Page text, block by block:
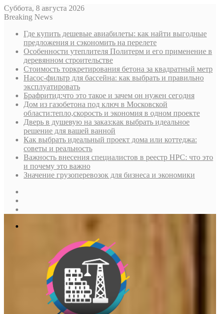
Суббота, 8 августа 2026
Breaking News
Где купить дешевые авиабилеты: как найти выгодные
предложения и сэкономить на перелете
Особенности утеплителя Политерм и его применение в
деревянном строительстве
Стоимость торкретирования бетона за квадратный метр
Насос-фильтр для бассейна: как выбрать и правильно
эксплуатировать
Брафритид:что это такое и зачем он нужен сегодня
Дом из газобетона под ключ в Московской
области:тепло,скорость и экономия в одном проекте
Дверь в душевую на заказ:как выбрать идеальное
решение для вашей ванной
Как выбрать идеальный проект дома или коттеджа:
советы и реальность
Важность внесения специалистов в реестр НРС: что это
и почему это важно
Значение грузоперевозок для бизнеса и экономики